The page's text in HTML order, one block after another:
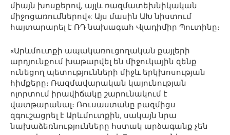
միայն խոսքերով, այլև ռազմատեխնիկական
միջոցառումներով»: Այս մասին ԱԽ նիստում
հայտարարել է ՌԴ նախագահ Վլադիմիր Պուտինը։
«Արևմուտքի ապակառուցողական քայլերի
արդյունքում խաթարվել են միջուկային զենք
ունեցող պետությունների միջև երկխոսության
հիմքերը։ Ռազմավարական կայունության
ոլորտում իրավիճակը շարունակում է
վատթարանալ։ Ռուսաստանը բազմիցս
զգուշացրել է Արևմուտքին, սակայն նրա
նախաձեռնությունները հստակ արձագանք չեն